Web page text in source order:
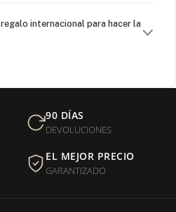
internacional para hacer la
¿qué hago para que sea
níquel?
90 DÍAS
DEVOLUCIONES
EL MEJOR PRECIO
GARANTIZADO